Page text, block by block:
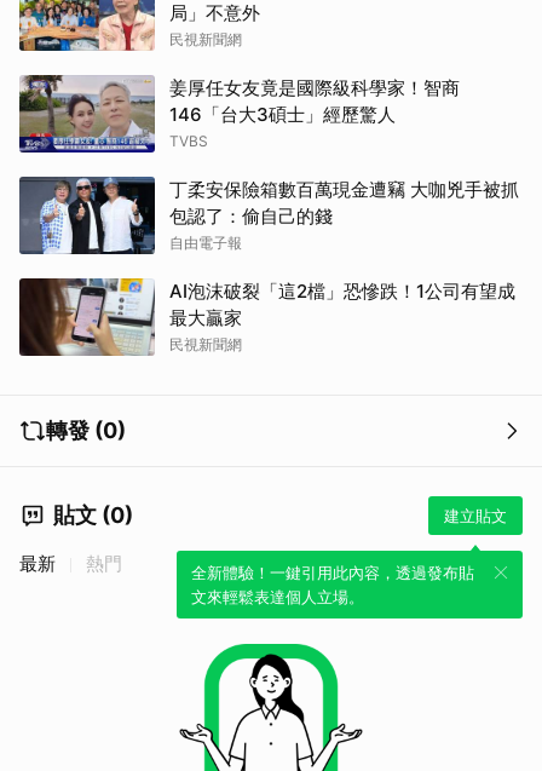
局」不意外
民視新聞網
姜厚任女友竟是國際級科學家！智商
146「台大3碩士」經歷驚人
TVBS
丁柔安保險箱數百萬現金遭竊 大咖兇手被抓
包認了：偷自己的錢
自由電子報
AI泡沫破裂「這2檔」恐慘跌！1公司有望成
最大贏家
民視新聞網
轉發 (0)
貼文 (0) 建立貼文
全新體驗！一鍵引用此內容，透過發布貼
文來輕鬆表達個人立場。
最新 熱門